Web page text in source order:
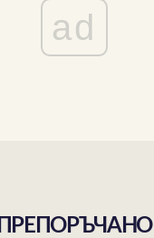
ad
ПРЕПОРЪЧАНО